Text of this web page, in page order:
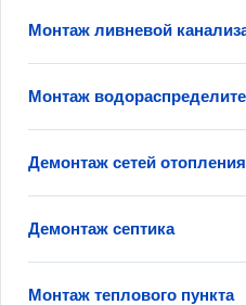
Монтаж ливневой
Монтаж
Демонтаж сетей
Демонтаж септика
Монтаж теплового пункта